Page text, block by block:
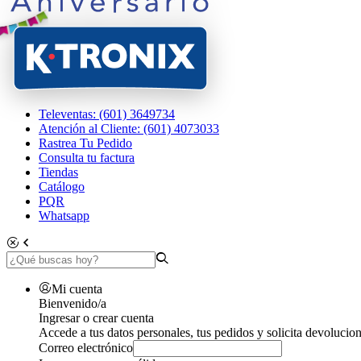
Televentas: (601) 3649734
Atención al Cliente: (601) 4073033
Rastrea Tu Pedido
Consulta tu factura
Tiendas
Catálogo
PQR
Whatsapp
Mi cuenta
Bienvenido/a
Ingresar o crear cuenta
Accede a tus datos personales, tus pedidos y solicita
Correo electrónico